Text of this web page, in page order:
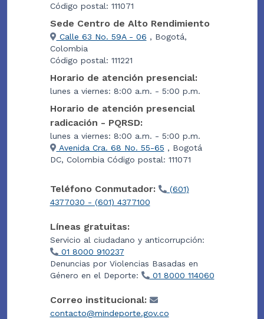
Código postal: 111071
Sede Centro de Alto Rendimiento
Calle 63 No. 59A - 06 , Bogotá,
Colombia
Código postal: 111221
Horario de atención presencial:
lunes a viernes: 8:00 a.m. - 5:00 p.m.
Horario de atención presencial
radicación - PQRSD:
lunes a viernes: 8:00 a.m. - 5:00 p.m.
Avenida Cra. 68 No. 55-65 , Bogotá
DC, Colombia Código postal: 111071
Teléfono Conmutador:
(601)
4377030 - (601) 4377100
Líneas gratuitas:
Servicio al ciudadano y anticorrupción:
01 8000 910237
Denuncias por Violencias Basadas en
Género en el Deporte:
01 8000 114060
Correo institucional:
contacto@mindeporte.gov.co